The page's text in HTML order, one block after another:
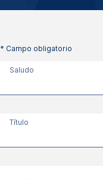
* Campo obligatorio
Saludo
Título